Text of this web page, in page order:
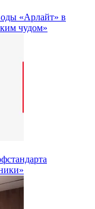
«Арлайт» в
чудом»